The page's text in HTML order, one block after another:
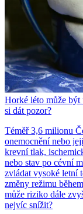
Horké léto může být
si dát pozor?
Téměř 3,6 milionu
onemocnění nebo
krevní tlak,
nebo stav po cévní
zvládat vysoké letní
změny režimu
může riziko dále
nejvíc snížit?